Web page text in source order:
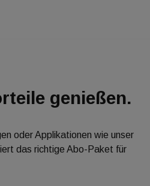
von fünf Minuten.
genießen.
oder Applikationen wie unser
das richtige Abo-Paket für